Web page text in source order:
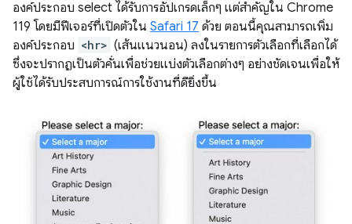
องค์ประกอบ select ได้รับการอัปเกรดเล็กๆ แต่สำคัญใน Chrome
119 โดยมีฟีเจอร์ที่เปิดตัวใน Safari 17 ด้วย ตอนนี้คุณสามารถเพิ่ม
องค์ประกอบ <hr> (เส้นแนวนอน) ลงในรายการตัวเลือกที่เลือกได้
ซึ่งจะปรากฏเป็นตัวคั่นเพื่อช่วยแบ่งตัวเลือกต่างๆ อย่างชัดเจนเพื่อให้
ผู้ใช้ได้รับประสบการณ์การใช้งานที่ดียิ่งขึ้น